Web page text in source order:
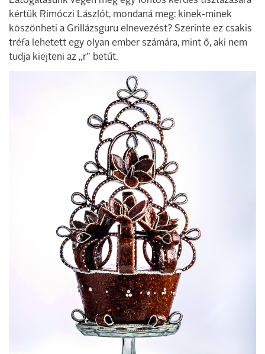
kértük Rimóczi Lászlót, mondaná meg: kinek-minek
köszönheti a Grillázsguru elnevezést? Szerinte ez csakis
tréfa lehetett egy olyan ember számára, mint ő, aki nem
tudja kiejteni az „r” betűt.